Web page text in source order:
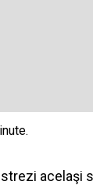
acelaşi